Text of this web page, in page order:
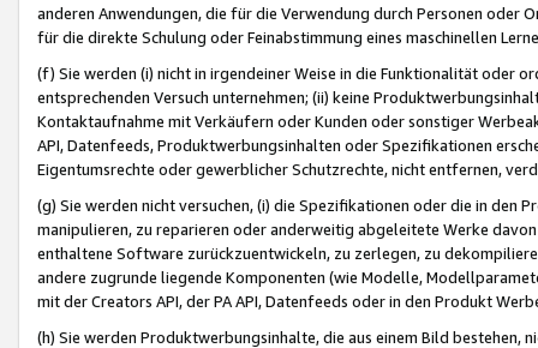
anderen Anwendungen, die für die Verwendung durch Personen
für die direkte Schulung oder Feinabstimmung eines maschinellen
(f) Sie werden (i) nicht in irgendeiner Weise in die Funktionalität oder
entsprechenden Versuch unternehmen; (ii) keine
Kontaktaufnahme mit Verkäufern oder Kunden oder sonstiger
API, Datenfeeds, Produktwerbungsinhalten oder Spezifikationen
Eigentumsrechte oder gewerblicher Schutzrechte, nicht entfernen,
(g) Sie werden nicht versuchen, (i) die Spezifikationen oder die in
manipulieren, zu reparieren oder anderweitig abgeleitete Werke
enthaltene Software zurückzuentwickeln, zu zerlegen, zu
andere zugrunde liegende Komponenten (wie Modelle,
mit der Creators API, der PA API, Datenfeeds oder in den Produkt
(h) Sie werden Produktwerbungsinhalte, die aus einem Bild bestehen,